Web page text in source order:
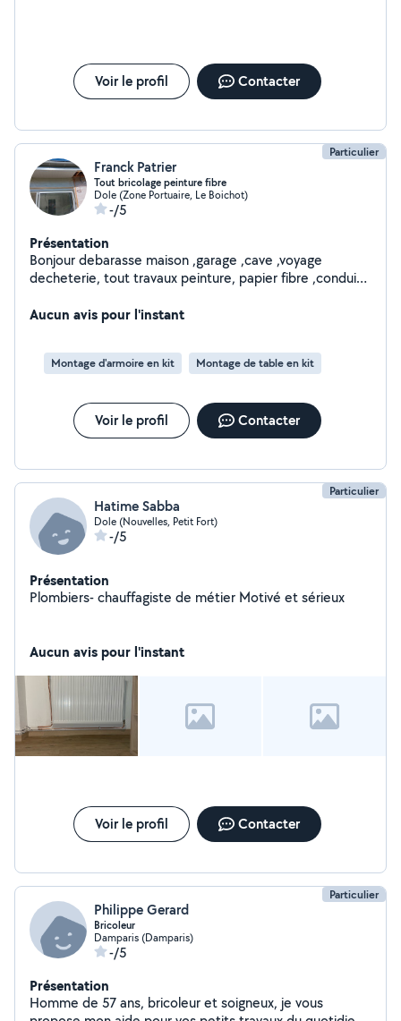
Voir le profil Contacter
Particulier
Franck Patrier
Tout bricolage peinture fibre
Dole (Zone Portuaire, Le Boichot)
-/5
Présentation
Bonjour debarasse maison ,garage ,cave ,voyage
decheterie, tout travaux peinture, papier fibre ,conduite
Aucun avis pour l'instant
Montage d'armoire en kit Montage de table en kit
Voir le profil Contacter
Particulier
Hatime Sabba
Dole (Nouvelles, Petit Fort)
-/5
Présentation
Plombiers- chauffagiste de métier Motivé et sérieux
Aucun avis pour l'instant
Voir le profil Contacter
Particulier
Philippe Gerard
Bricoleur
Damparis (Damparis)
-/5
Présentation
Homme de 57 ans, bricoleur et soigneux, je vous